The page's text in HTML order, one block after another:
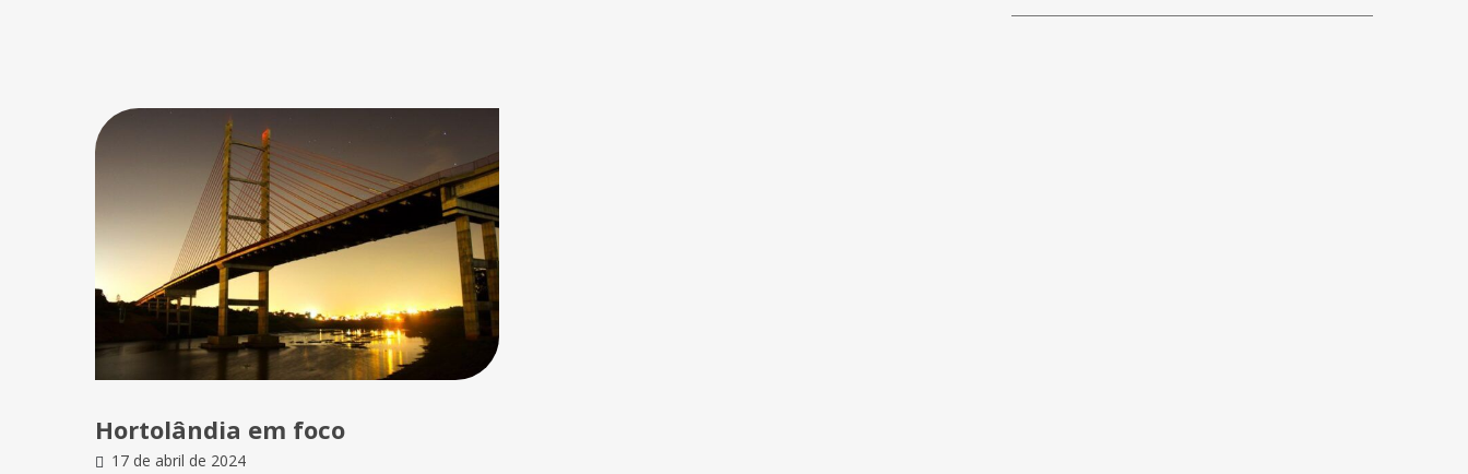
Hortolândia em foco
17 de abril de 2024